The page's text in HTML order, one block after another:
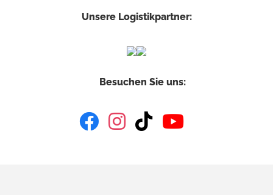
Unsere Logistikpartner:
Besuchen Sie uns: